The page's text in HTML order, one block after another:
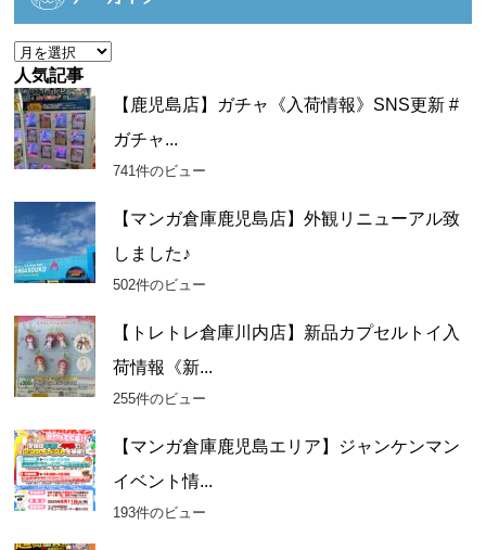
ア
ー
カ
イ
ブ
人気記事
【鹿児島店】ガチャ《入荷情報》SNS更新 #
ガチャ...
741件のビュー
【マンガ倉庫鹿児島店】外観リニューアル致
しました♪
502件のビュー
【トレトレ倉庫川内店】新品カプセルトイ入
荷情報《新...
255件のビュー
【マンガ倉庫鹿児島エリア】ジャンケンマン
イベント情...
193件のビュー